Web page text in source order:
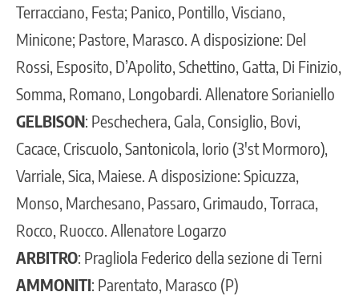
Terracciano, Festa; Panico, Pontillo, Visciano,
Minicone; Pastore, Marasco. A disposizione: Del
Rossi, Esposito, D’Apolito, Schettino, Gatta, Di Finizio,
Somma, Romano, Longobardi. Allenatore Sorianiello
GELBISON: Peschechera, Gala, Consiglio, Bovi,
Cacace, Criscuolo, Santonicola, Iorio (3′st Mormoro),
Varriale, Sica, Maiese. A disposizione: Spicuzza,
Monso, Marchesano, Passaro, Grimaudo, Torraca,
Rocco, Ruocco. Allenatore Logarzo
ARBITRO: Pragliola Federico della sezione di Terni
AMMONITI: Parentato, Marasco (P)